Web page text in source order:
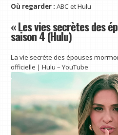
Où regarder : ABC et Hulu
« Les vies secrètes des
saison 4 (Hulu)
La vie secrète des épouses
officielle | Hulu – YouTube